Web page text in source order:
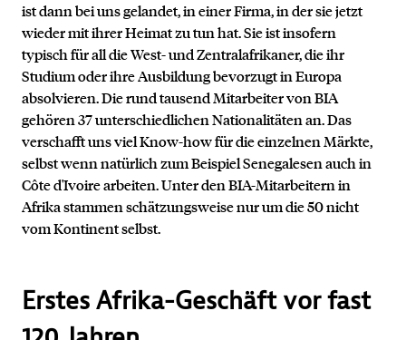
ist dann bei uns gelandet, in einer Firma, in der sie jetzt
wieder mit ihrer Heimat zu tun hat. Sie ist insofern
typisch für all die West- und Zentralafrikaner, die ihr
Studium oder ihre Ausbildung bevorzugt in Europa
absolvieren. Die rund tausend Mitarbeiter von BIA
gehören 37 unterschiedlichen Nationalitäten an. Das
verschafft uns viel Know-how für die einzelnen Märkte,
selbst wenn natürlich zum Beispiel Senegalesen auch in
Côte d'Ivoire arbeiten. Unter den BIA-Mitarbeitern in
Afrika stammen schätzungsweise nur um die 50 nicht
vom Kontinent selbst.
Erstes Afrika-Geschäft vor fast